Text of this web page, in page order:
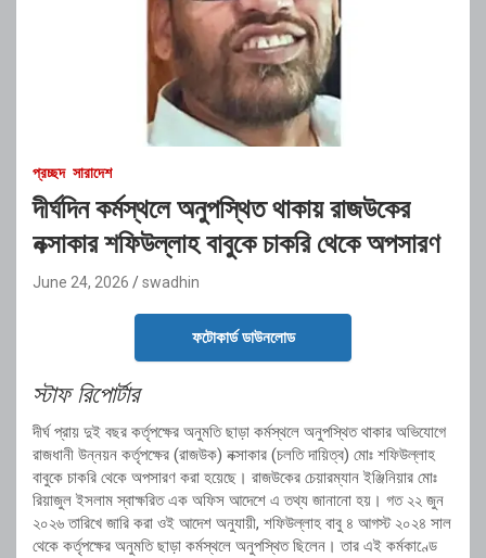
প্রচ্ছদ সারাদেশ
দীর্ঘদিন কর্মস্থলে অনুপস্থিত থাকায় রাজউকের
নক্সাকার শফিউল্লাহ বাবুকে চাকরি থেকে অপসারণ
June 24, 2026 swadhin
ফটোকার্ড ডাউনলোড
স্টাফ রিপোর্টার
দীর্ঘ প্রায় দুই বছর কর্তৃপক্ষের অনুমতি ছাড়া কর্মস্থলে অনুপস্থিত থাকার অভিযোগে
রাজধানী উন্নয়ন কর্তৃপক্ষের (রাজউক) নক্সাকার (চলতি দায়িত্ব) মোঃ শফিউল্লাহ
বাবুকে চাকরি থেকে অপসারণ করা হয়েছে। রাজউকের চেয়ারম্যান ইঞ্জিনিয়ার মোঃ
রিয়াজুল ইসলাম স্বাক্ষরিত এক অফিস আদেশে এ তথ্য জানানো হয়। গত ২২ জুন
২০২৬ তারিখে জারি করা ওই আদেশ অনুযায়ী, শফিউল্লাহ বাবু ৪ আগস্ট ২০২৪ সাল
থেকে কর্তৃপক্ষের অনুমতি ছাড়া কর্মস্থলে অনুপস্থিত ছিলেন। তার এই কর্মকাণ্ডে